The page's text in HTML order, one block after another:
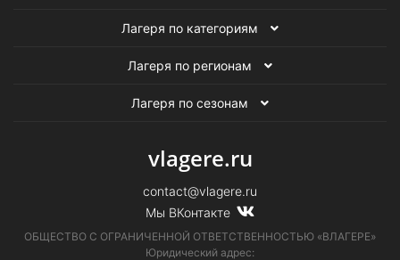
Лагеря по категориям
Лагеря по регионам
Лагеря по сезонам
vlagere.ru
contact@vlagere.ru
Мы ВКонтакте
ОБЩЕСТВО С ОГРАНИЧЕННОЙ ОТВЕТСТВЕННОСТЬЮ «ВЛАГЕРЕ»
Юридический адрес: